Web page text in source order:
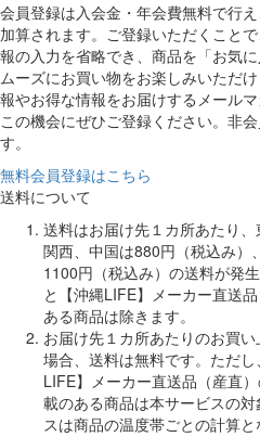
会員登録は入会金・年会費無料で行
加算されます。ご登録いただくこと
報の入力を省略でき、商品を「お気
ムーズにお買い物をお楽しみいただ
報やお得な情報をお届けするメール
この機会にぜひご登録ください。非
す。
無料会員登録はこちら
送料について
送料はお届け先１カ所あたり、
関西、中国は880円（税込み）
1100円（税込み）の送料が発
と【沖縄LIFE】メーカー直送
ある商品は除きます。
お届け先１カ所あたりのお買
場合、送料は無料です。ただ
LIFE】メーカー直送品（産直
載のある商品は本サービスの
スは商品の温度帯ごとの計算と